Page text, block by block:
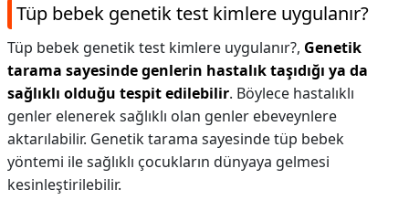
Tüp bebek genetik test kimlere uygulanır?
Tüp bebek genetik test kimlere uygulanır?, Genetik
tarama sayesinde genlerin hastalık taşıdığı ya da
sağlıklı olduğu tespit edilebilir. Böylece hastalıklı
genler elenerek sağlıklı olan genler ebeveynlere
aktarılabilir. Genetik tarama sayesinde tüp bebek
yöntemi ile sağlıklı çocukların dünyaya gelmesi
kesinleştirilebilir.